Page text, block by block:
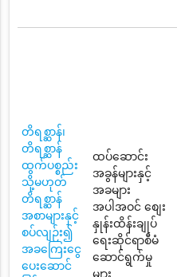
တိရစ္ဆာန်၊
တိရစ္ဆာန်
ထွက်ပစ္စည်း
သို့မဟုတ်
တိရစ္ဆာန်
အစာများနှင့်
စပ်လျဉ်း၍
အခကြေးငွေ
ပေးဆောင်
ထပ်ဆောင်း
အခွန်များနှင့်
အခများ
အပါအဝင် စျေး
နှုန်းထိန်းချုပ်
ရေးဆိုင်ရာစီမံ
ဆောင်ရွက်မှု
များ